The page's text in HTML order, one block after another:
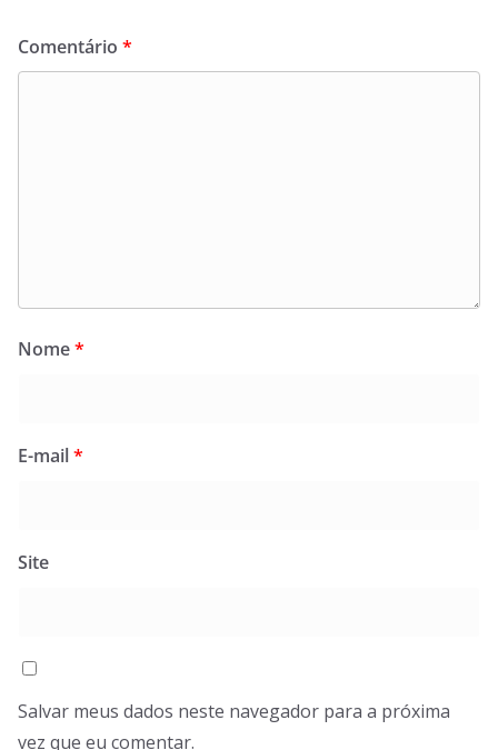
Comentário *
Nome*
E-mail*
Site
Salvar meus dados neste navegador para a próxima
vez que eu comentar.